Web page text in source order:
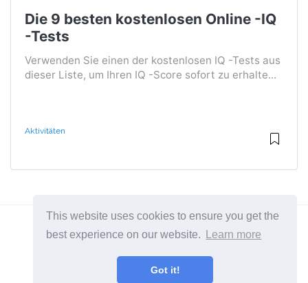
This website uses cookies to ensure you get the
best experience on our website.
Learn more
Got it!
Die 9 besten kostenlosen Online -IQ
-Tests
Verwenden Sie einen der kostenlosen IQ -Tests aus
dieser Liste, um Ihren IQ -Score sofort zu erhalte...
Aktivitäten
2026 ©BuruNews
Alle Kategorien